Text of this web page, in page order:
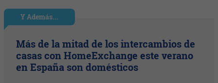
Y Además...
Más de la mitad de los intercambios de
casas con HomeExchange este verano
en España son domésticos